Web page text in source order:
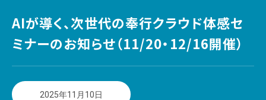
AIが導く、次世代の奉行クラウド体感セ
ミナーのお知らせ（11/20・12/16開催）
2025年11月10日